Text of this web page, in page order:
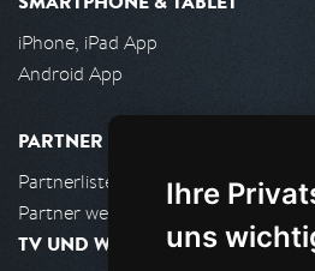
Ihre
uns
iPhone, iPad App
Android App
PARTNER
Partnerliste
Partner werden
TV UND WOHNZIMMER